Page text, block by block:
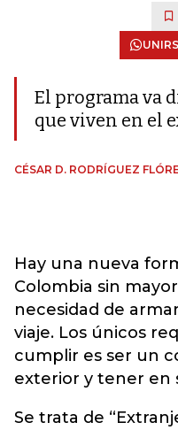
El programa va
que viven en el
CÉSAR D. RODRÍGUEZ
Hay una nueva
Colombia sin
necesidad de
viaje. Los únicos
cumplir es ser un
exterior y tener en
Se trata de